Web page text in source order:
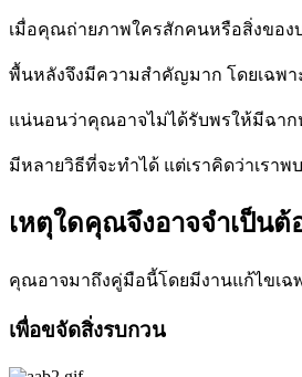
เมื่อคุณถ่ายภาพใครสักคนหรือสิ่งของ
พื้นหลังจึงมีความสำคัญมาก โดยเฉพ
แน่นอนว่าคุณอาจไม่ได้รับพรให้มีฉาก
มีหลายวิธีที่จะทำได้ แต่เราคิดว่าเรา
เหตุใดคุณจึงอาจจำเป็น
คุณอาจมาถึงคู่มือนี้โดยมีงานแก้ไขเฉ
เพื่อขจัดสิ่งรบกวน